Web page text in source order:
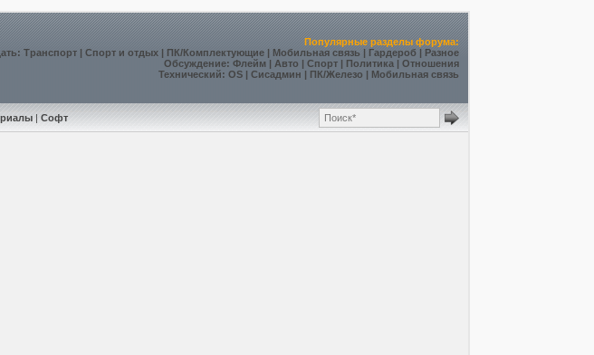
Популярные разделы форума:
:Транспорт |Спорт и отдых |ПК/Комплектующие |Мобильная связь | Гардероб |Разное
Обсуждение:Флейм | Авто |Спорт | Политика |Отношения
Технический:OS |Сисадмин | ПК/Железо | Мобильная связь
|Софт